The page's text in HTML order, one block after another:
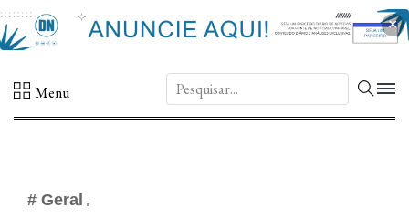
×
Menu DN.
# Geral